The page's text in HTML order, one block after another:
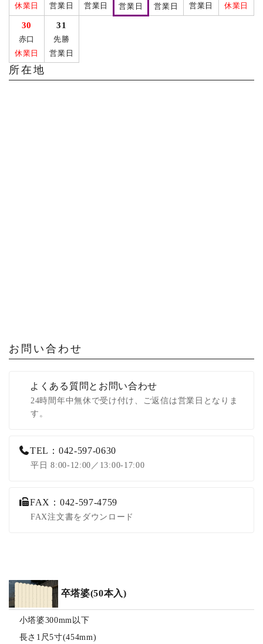
休業日
営業日
営業日
営業日
営業日
営業日
休業日
30
赤口
休業日
31
先勝
営業日
所在地
お問い合わせ
よくある質問とお問い合わせ
24時間年中無休で受け付け、ご返信は営業日となりま
す。
TEL：042-597-0630
平日 8:00-12:00／13:00-17:00
FAX：042-597-4759
FAX注文書をダウンロード
卒塔婆(50本入)
小塔婆300mm以下
長さ1尺5寸(454mm)